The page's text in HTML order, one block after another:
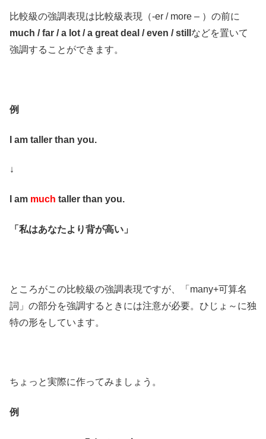
比較級の強調表現は比較級表現（-er / more – ）の前に
much / far / a lot / a great deal / even / still などを置いて
強調することができます。
例
I am taller than you.
↓
I am much taller than you.
「私はあなたより背が高い」
ところがこの比較級の強調表現ですが、「many+可算名
詞」の部分を強調するときには注意が必要。ひじょ～に独
特の形をしています。
ちょっと実際に作ってみましょう。
例